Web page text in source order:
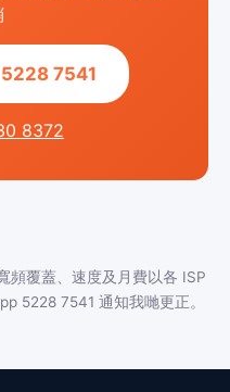
7541
8372
頻覆蓋、速度及月費以各 ISP
5228 7541 通知我哋更正。